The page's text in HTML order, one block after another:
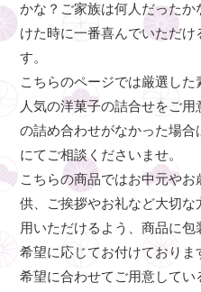
かな？ご家族は何人だった
けた時に一番喜んでいただけ
す。
こちらのページでは厳選し
人気の洋菓子の詰合せをご
の詰め合わせがなかった場
にてご相談くださいませ。
こちらの商品ではお中元や
供、ご挨拶やお礼など大切な
用いただけるよう、商品に
希望に応じてお付けており
希望に合わせてご用意して